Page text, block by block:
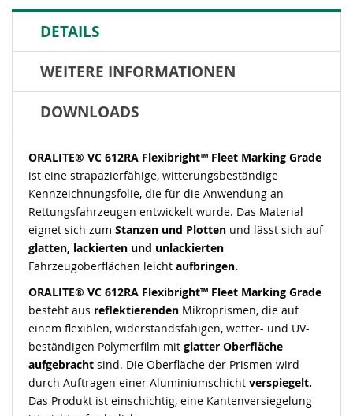
DETAILS
WEITERE INFORMATIONEN
DOWNLOADS
ORALITE® VC 612RA Flexibright™ Fleet Marking Grade
ist eine strapazierfähige, witterungsbeständige
Kennzeichnungsfolie, die für die Anwendung an
Rettungsfahrzeugen entwickelt wurde. Das Material
eignet sich zum Stanzen und Plotten und lässt sich auf
glatten, lackierten und unlackierten
Fahrzeugoberflächen leicht aufbringen.
ORALITE® VC 612RA Flexibright™ Fleet Marking Grade
besteht aus reflektierenden Mikroprismen, die auf
einem flexiblen, widerstandsfähigen, wetter- und UV-
beständigen Polymerfilm mit glatter Oberfläche
aufgebracht sind. Die Oberfläche der Prismen wird
durch Auftragen einer Aluminiumschicht verspiegelt.
Das Produkt ist einschichtig, eine Kantenversiegelung